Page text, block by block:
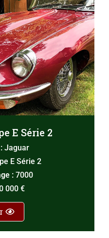
E Série 2
Jaguar
E Série 2
: 7000
000 €